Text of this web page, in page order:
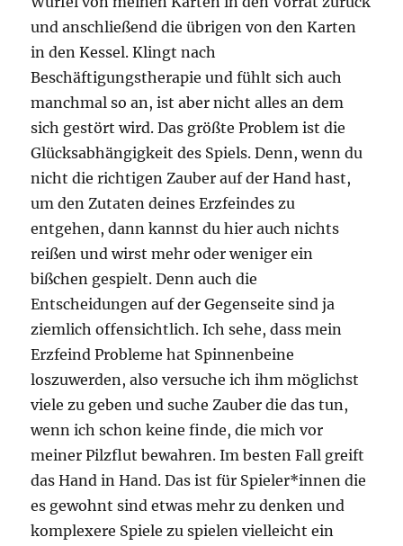
und anschließend die übrigen von den Karten
in den Kessel. Klingt nach
Beschäftigungstherapie und fühlt sich auch
manchmal so an, ist aber nicht alles an dem
sich gestört wird. Das größte Problem ist die
Glücksabhängigkeit des Spiels. Denn, wenn du
nicht die richtigen Zauber auf der Hand hast,
um den Zutaten deines Erzfeindes zu
entgehen, dann kannst du hier auch nichts
reißen und wirst mehr oder weniger ein
bißchen gespielt. Denn auch die
Entscheidungen auf der Gegenseite sind ja
ziemlich offensichtlich. Ich sehe, dass mein
Erzfeind Probleme hat Spinnenbeine
loszuwerden, also versuche ich ihm möglichst
viele zu geben und suche Zauber die das tun,
wenn ich schon keine finde, die mich vor
meiner Pilzflut bewahren. Im besten Fall greift
das Hand in Hand. Das ist für Spieler*innen die
es gewohnt sind etwas mehr zu denken und
komplexere Spiele zu spielen vielleicht ein